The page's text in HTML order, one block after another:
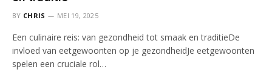
BY CHRIS MEI 19, 2025
Een culinaire reis: van gezondheid tot smaak en traditieDe
invloed van eetgewoonten op je gezondheidJe eetgewoonten
spelen een cruciale rol…